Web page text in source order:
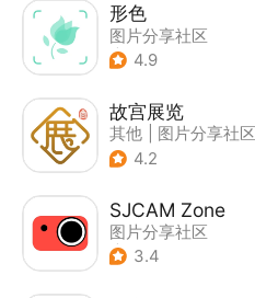
形色
图片分享社区
| 信息查询
4.9
故宫展览
其他
图片分享社区
4.2
SJCAM Zone
图片分享社区
| 换机互传
3.4